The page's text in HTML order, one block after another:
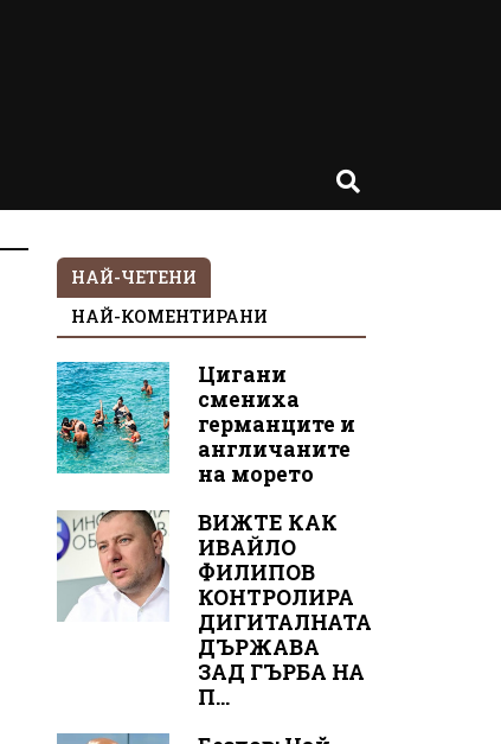
НАЙ-ЧЕТЕНИ
НАЙ-КОМЕНТИРАНИ
Цигани
смениха
германците и
англичаните
на морето
ВИЖТЕ КАК
ИВАЙЛО
ФИЛИПОВ
КОНТРОЛИРА
ДИГИТАЛНАТА
ДЪРЖАВА
ЗАД ГЪРБА НА
П...